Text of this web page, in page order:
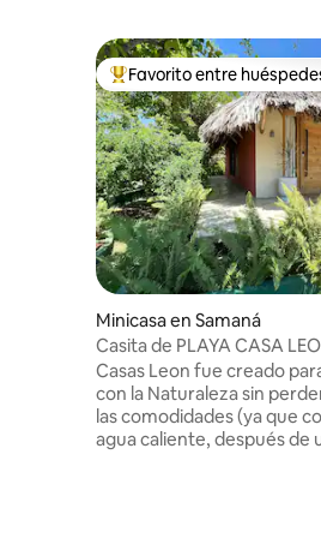
De los mejores en Favorito
Favorito entre
Minicasa en Samaná
Casita de PLAYA CASA
A/C) MAR
Casas Leon fue creado
con la Naturaleza sin
las comodidades (ya que
agua caliente, después de